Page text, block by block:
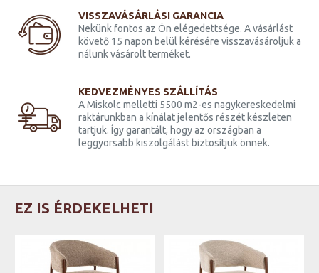
VISSZAVÁSÁRLÁSI GARANCIA
Nekünk fontos az Ön elégedettsége. A vásárlást
követő 15 napon belül kérésére visszavásároljuk a
nálunk vásárolt terméket.
KEDVEZMÉNYES SZÁLLÍTÁS
A Miskolc melletti 5500 m2-es nagykereskedelmi
raktárunkban a kínálat jelentős részét készleten
tartjuk. Így garantált, hogy az országban a
leggyorsabb kiszolgálást biztosítjuk önnek.
EZ IS ÉRDEKELHETI